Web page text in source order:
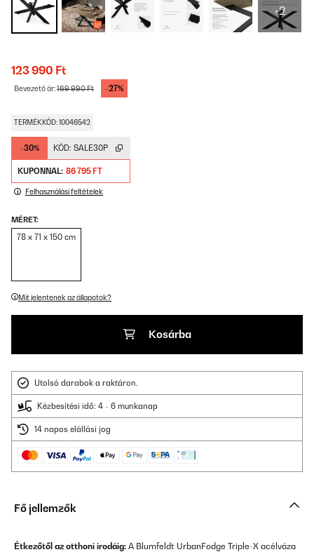
+2
123 990 Ft
Bevezető ár:169 990 Ft -27%
TERMÉKKÓD: 10046542
-30% KÓD: SALE30P
KUPONNAL: 86 795 FT
Felhasználási feltételek
MÉRET:
78 x 71 x 150 cm
Mit jelentenek az állapotok?
Kosárba
Utolsó darabok a raktáron.
Kézbesítési idő: 4 - 6 munkanap
14 napos elállási jog
Fő jellemzők
Étkezőtől az otthoni irodáig: A Blumfeldt UrbanFodge Triple-X acélváza